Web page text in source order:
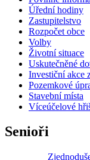
Úřední hodiny
Zastupitelstvo
Rozpočet obce
Volby
Životní situace
Uskutečněné
Investiční akce
Pozemkové
Stavební místa
Víceúčelové
Senioři